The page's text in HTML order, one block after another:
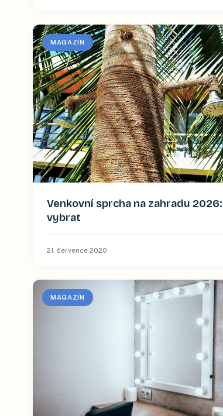
MAGAZÍN
Venkovní sprcha na zahradu 2026:
vybrat
21. července 2020
MAGAZÍN